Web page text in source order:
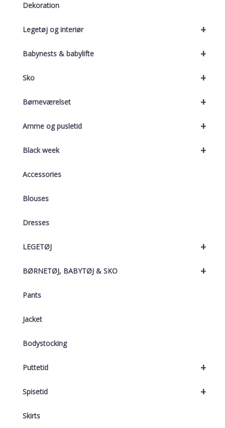
Dekoration
+
Legetøj og interiør
+
Babynests & babylifte
+
Sko
+
Børneværelset
+
Amme og pusletid
+
Black week
Accessories
Blouses
Dresses
+
LEGETØJ
+
BØRNETØJ, BABYTØJ & SKO
Pants
Jacket
Bodystocking
+
Puttetid
+
Spisetid
Skirts